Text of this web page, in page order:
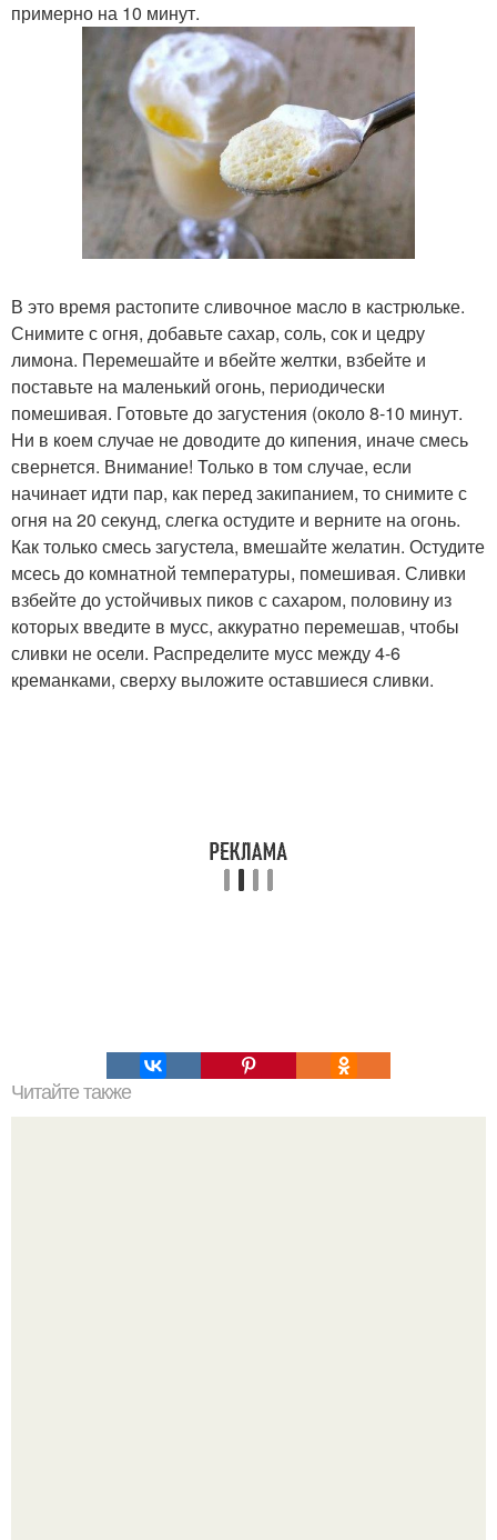
примерно на 10 минут.
В это время растопите сливочное масло в кастрюльке.
Снимите с огня, добавьте сахар, соль, сок и цедру
лимона. Перемешайте и вбейте желтки, взбейте и
поставьте на маленький огонь, периодически
помешивая. Готовьте до загустения (около 8-10 минут.
Ни в коем случае не доводите до кипения, иначе смесь
свернется. Внимание! Только в том случае, если
начинает идти пар, как перед закипанием, то снимите с
огня на 20 секунд, слегка остудите и верните на огонь.
Как только смесь загустела, вмешайте желатин. Остудите
мсесь до комнатной температуры, помешивая. Сливки
взбейте до устойчивых пиков с сахаром, половину из
которых введите в мусс, аккуратно перемешав, чтобы
сливки не осели. Распределите мусс между 4-6
креманками, сверху выложите оставшиеся сливки.
Читайте также